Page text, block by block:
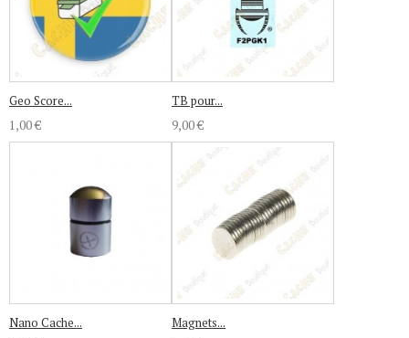
Geo Score...
1,00 €
TB pour...
9,00 €
Nano Cache...
Magnets...